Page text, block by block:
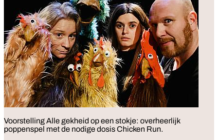
VoorstellingAlle gekheid op een stokje: overheerlijk
poppenspel met de nodige dosis Chicken Run.